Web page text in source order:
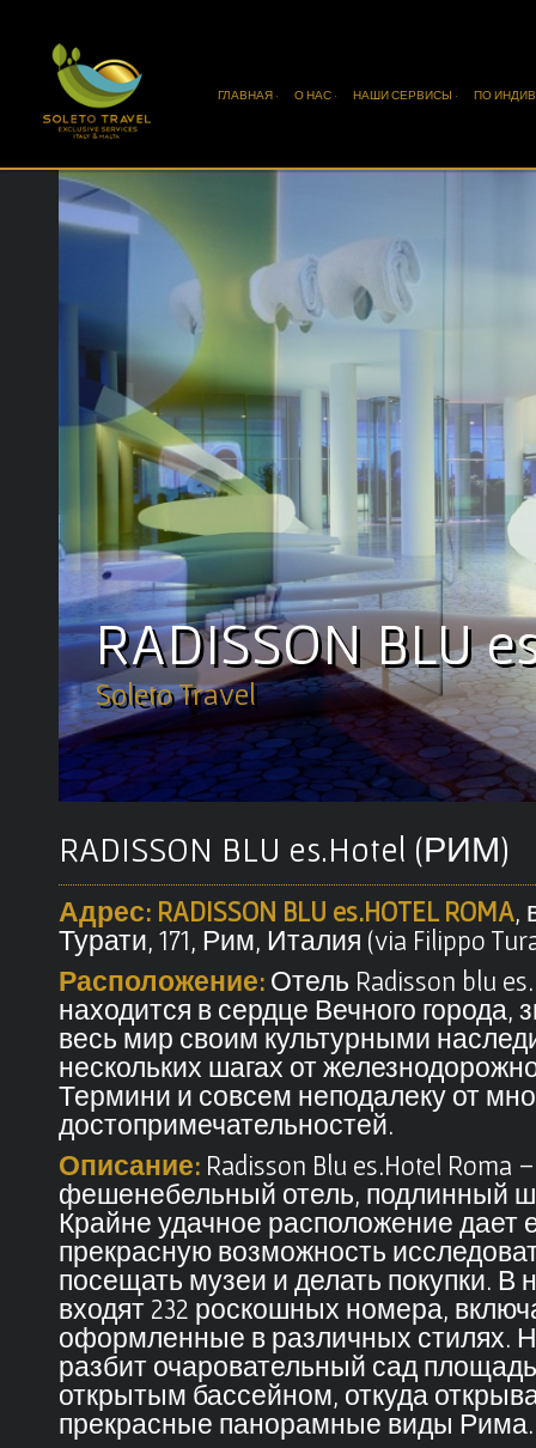
ГЛАВНАЯ · О НАС · НАШИ СЕРВИСЫ · ПО
RADISSON BLU
Soleto Travel
RADISSON BLU es.Hotel (РИМ)
Адрес: RADISSON BLU es.HOTEL ROMA,
Турати, 171, Рим, Италия (via Filippo
Расположение: Отель Radisson blu
находится в сердце Вечного города,
весь мир своим культурными
нескольких шагах от
Термини и совсем неподалеку от
достопримечательностей.
Описание: Radisson Blu es.Hotel Roma
фешенебельный отель, подлинный
Крайне удачное расположение дает
прекрасную возможность
посещать музеи и делать покупки.
входят 232 роскошных номера,
оформленные в различных стилях.
разбит очаровательный сад
открытым бассейном, откуда
прекрасные панорамные виды Рима.